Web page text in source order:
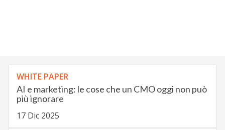
WHITE PAPER
AI e marketing: le cose che un CMO oggi non può
più ignorare
17 Dic 2025